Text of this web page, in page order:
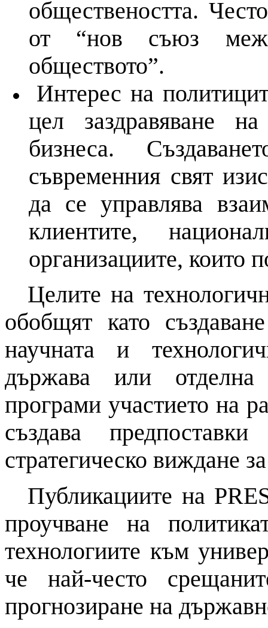
обществеността.
от “нов съюз
обществото”.
Интерес на
цел заздравяване на
бизнеса.
съвременния свят
да се управлява
клиентите,
организациите, които
Целите на
обобщят като
научнатаи
държава или
програми участието на
създава
стратегическо виждане
Публикациите на
проучване на
технологиите към
че най-често
прогнозиране на